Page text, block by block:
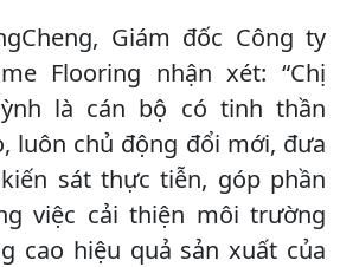
Giám đốc Công ty
Flooring nhận xét: “Chị
là cán bộ có tinh thần
luôn chủ động đổi mới, đưa
sát thực tiễn, góp phần
việc cải thiện môi trường
cao hiệu quả sản xuất của